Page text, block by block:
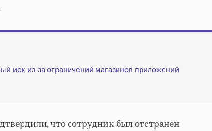
иск из-за ограничений магазинов приложений
что сотрудник был отстранен